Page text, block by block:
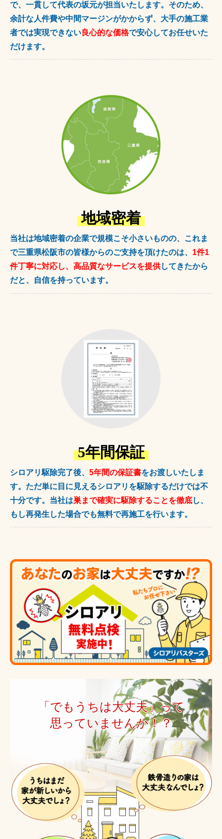
で、一貫して代表の坂元が担当いたします。そのため、
余計な人件費や中間マージンがかからず、大手の施工業
者では実現できない 良心的な価格で安心してお任せいた
だけます。
地域密着
当社は地域密着の企業で規模こそ小さいものの、これま
で三重県松阪市の皆様からのご支持を頂けたのは、 1件1
件丁寧に対応し、高品質なサービスを提供してきたから
だと、自信を持っています。
5年間保証
シロアリ駆除完了後、 5年間の保証書をお渡しいたしま
す。ただ単に目に見えるシロアリを駆除するだけでは不
十分です。当社は巣まで確実に駆除することを徹底し、
もし再発生した場合でも無料で再施工を行います。
「でもうちは大丈夫」って
思っていませんか！？